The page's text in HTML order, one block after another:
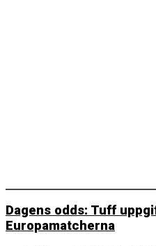
Dagens odds: Tuff
Europamatcherna